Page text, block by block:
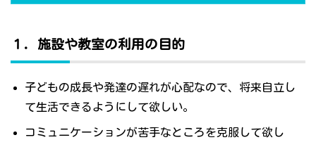
１．施設や教室の利用の目的
子どもの成長や発達の遅れが心配なので、将来自立し
て生活できるようにして欲しい。
コミュニケーションが苦手なところを克服して欲し